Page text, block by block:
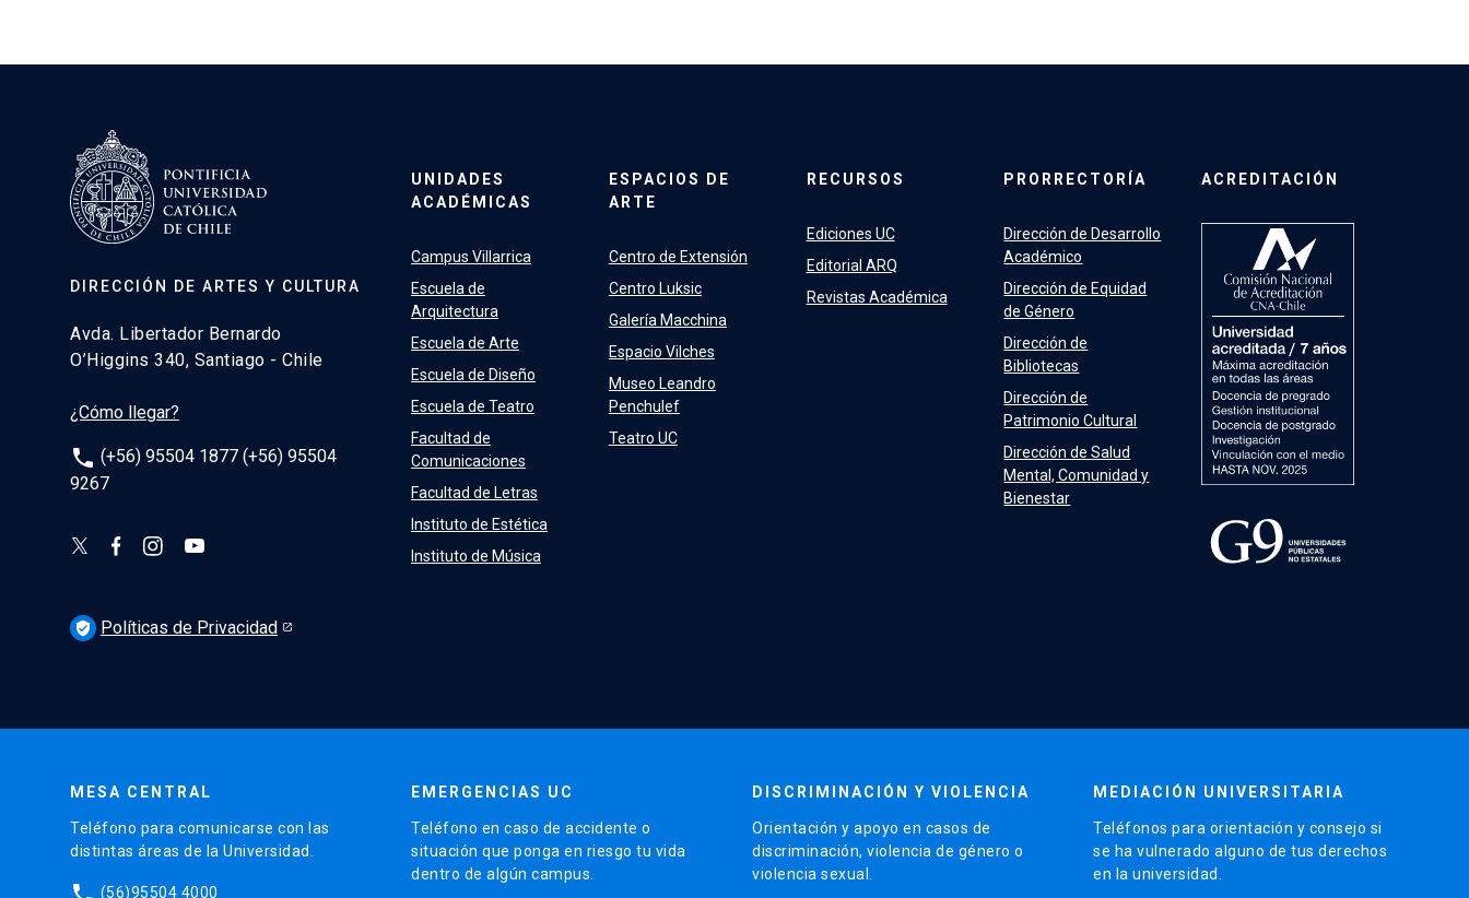
DIRECCIÓN DE ARTES Y CULTURA
Avda. Libertador Bernardo
O’Higgins 340, Santiago - Chile
¿Cómo llegar?
phone (+56) 95504 1877 (+56) 95504
9267
UNIDADES
ACADÉMICAS
Campus Villarrica
Escuela de
Arquitectura
Escuela de Arte
Escuela de Diseño
Escuela de Teatro
Facultad de
Comunicaciones
Facultad de Letras
Instituto de Estética
Instituto de Música
ESPACIOS DE
ARTE
Centro de Extensión
Centro Luksic
Galería Macchina
Espacio Vilches
Museo Leandro
Penchulef
Teatro UC
RECURSOS
Ediciones UC
Editorial ARQ
Revistas Académica
PRORRECTORÍA
Dirección de Desarrollo
Académico
Dirección de Equidad
de Género
Dirección de
Bibliotecas
Dirección de
Patrimonio Cultural
Dirección de Salud
Mental, Comunidad y
Bienestar
ACREDITACIÓN
verified_user Políticas de Privacidad
MESA CENTRAL
Teléfono para comunicarse con las
distintas áreas de la Universidad.
(56)95504 4000
EMERGENCIAS UC
Teléfono en caso de accidente o
situación que ponga en riesgo tu vida
dentro de algún campus.
DISCRIMINACIÓN Y VIOLENCIA
Orientación y apoyo en casos de
discriminación, violencia de género o
violencia sexual.
MEDIACIÓN UNIVERSITARIA
Teléfonos para orientación y consejo si
se ha vulnerado alguno de tus derechos
en la universidad.